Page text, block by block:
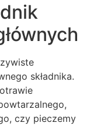
składnika.
czy pieczemy